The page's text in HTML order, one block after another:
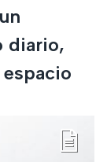
diario,